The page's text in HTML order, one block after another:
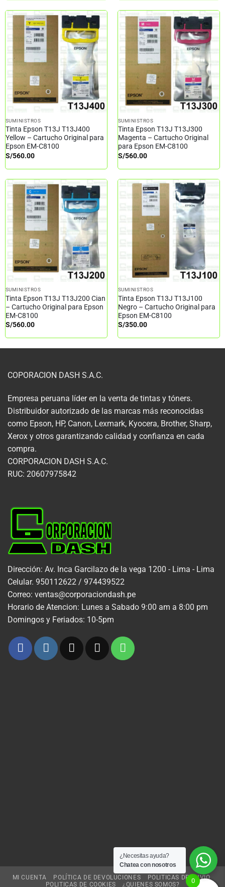
SUMINISTROS
Tinta Epson T13J T13J400
Yellow – Cartucho Original para
Epson EM-C8100
S/560.00
SUMINISTROS
Tinta Epson T13J T13J300
Magenta – Cartucho Original
para Epson EM-C8100
S/560.00
SUMINISTROS
Tinta Epson T13J T13J200 Cian
– Cartucho Original para Epson
EM-C8100
S/560.00
SUMINISTROS
Tinta Epson T13J T13J100
Negro – Cartucho Original para
Epson EM-C8100
S/350.00
COPORACION DASH S.A.C.
Empresa peruana líder en la venta de tintas y tóners.
Distribuidor autorizado de las marcas más reconocidas
como Epson, HP, Canon, Lexmark, Kyocera, Brother, Sharp,
Xerox y otros garantizando calidad y confianza en cada
compra.
CORPORACION DASH S.A.C.
RUC: 20607975842
Dirección: Av. Inca Garcilazo de la vega 1200 - Lima - Lima
Celular. 950112622 / 974439522
Correo: ventas@corporaciondash.pe
Horario de Atencion: Lunes a Sabado 9:00 am a 8:00 pm
Domingos y Feriados: 10-5pm
MI CUENTA POLÍTICA DE DEVOLUCIONES
POLITICAS DE ENVIO
POLITICAS DE COOKIES
¿QUIENES SOMOS?
¿Necesitas ayuda?
Chatea con nosotros
0